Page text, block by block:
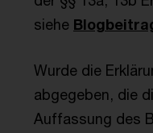
siehe
Wurde die
abgegeben, die
Auffassung des